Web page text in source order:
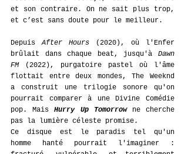
et son contraire. On ne sait plus trop,
et c’est sans doute pour le meilleur.
Depuis After Hours (2020), où l'Enfer
brûlait dans chaque beat, jusqu'à Dawn
FM (2022), purgatoire pastel où l'âme
flottait entre deux mondes, The Weeknd
a construit une trilogie sonore qu'on
pourrait comparer à une Divine Comédie
pop. Mais Hurry Up Tomorrow ne cherche
pas la lumière céleste promise.
Ce disque est le paradis tel qu'un
homme hanté pourrait l'imaginer :